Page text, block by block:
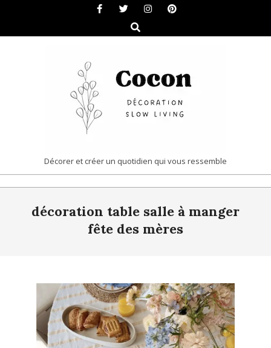
content
Search
COCON
|
DÉCORATION
Décorer et créer un quotidien qui vous ressemble
Navigationdécoration table salle à manger
fête des mères